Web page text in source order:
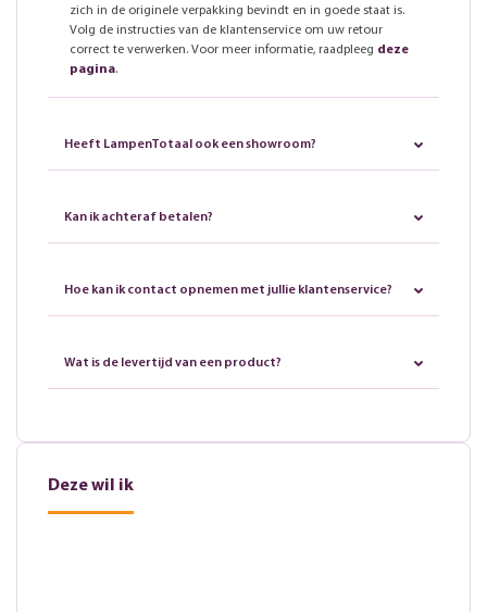
zich in de originele verpakking bevindt en in goede staat is.
Volg de instructies van de klantenservice om uw retour
correct te verwerken. Voor meer informatie, raadpleeg deze
pagina.
Heeft LampenTotaal ook een showroom?
Kan ik achteraf betalen?
Hoe kan ik contact opnemen met jullie klantenservice?
Wat is de levertijd van een product?
Deze wil ik